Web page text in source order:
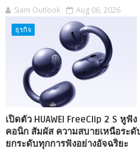
Siam Outlook Aug 06, 2026
ธุรกิจ
เปิดตัว HUAWEI FreeClip 2 S หู
คอนิก สัมผัส ความสบายเหนือระ
ยกระดับทุกการฟังอย่างอัจฉริยะ